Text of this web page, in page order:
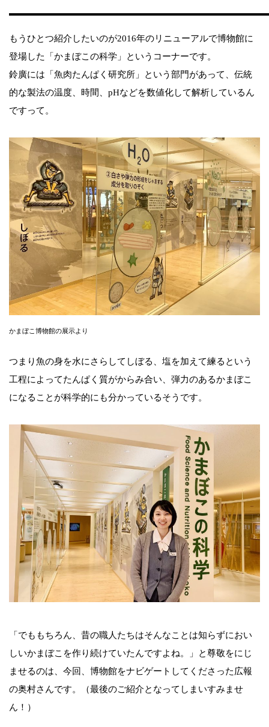
もうひとつ紹介したいのが2016年のリニューアルで博物館に
登場した「かまぼこの科学」というコーナーです。
鈴廣には「魚肉たんぱく研究所」という部門があって、伝統
的な製法の温度、時間、pHなどを数値化して解析しているん
ですって。
かまぼこ博物館の展示より
つまり魚の身を水にさらしてしぼる、塩を加えて練るという
工程によってたんぱく質がからみ合い、弾力のあるかまぼこ
になることが科学的にも分かっているそうです。
「でももちろん、昔の職人たちはそんなことは知らずにおい
しいかまぼこを作り続けていたんですよね。」と尊敬をにじ
ませるのは、今回、博物館をナビゲートしてくださった広報
の奥村さんです。（最後のご紹介となってしまいすみませ
ん！）